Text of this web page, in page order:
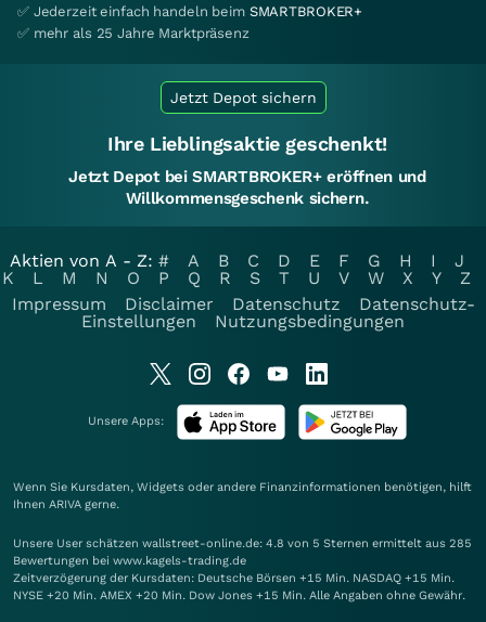
✅ Jederzeit einfach handeln beim SMARTBROKER+
✅ mehr als 25 Jahre Marktpräsenz
Jetzt Depot sichern
Ihre Lieblingsaktie geschenkt!
Jetzt Depot bei SMARTBROKER+ eröffnen und
Willkommensgeschenk sichern.
Aktien von A - Z: # A B C D E F G H I
J
K
L M N O P Q R S T U V W X Y
Z
Impressum
Disclaimer Datenschutz
Datenschutz-
Einstellungen
Nutzungsbedingungen
Unsere Apps:
Wenn Sie Kursdaten, Widgets oder andere Finanzinformationen benötigen, hilft
Ihnen ARIVA gerne.
Unsere User schätzen wallstreet-online.de: 4.8 von 5 Sternen ermittelt aus 285
Bewertungen bei www.kagels-trading.de
Zeitverzögerung der Kursdaten: Deutsche Börsen +15 Min. NASDAQ +15 Min.
NYSE +20 Min. AMEX +20 Min. Dow Jones +15 Min. Alle Angaben ohne Gewähr.